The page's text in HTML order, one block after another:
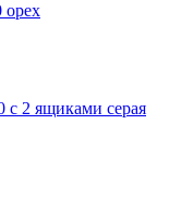
орех
с 2 ящиками серая